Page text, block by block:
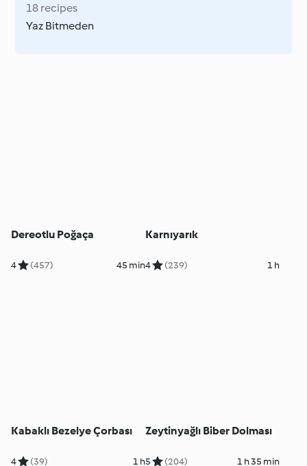
18 recipes
Yaz Bitmeden
Dereotlu Poğaça
4 (457) 45 min
Karnıyarık
4 (239) 1 h
Kabaklı Bezelye Çorbası
4 (39) 1 h
Zeytinyağlı Biber Dolması
5 (204) 1 h 35 min